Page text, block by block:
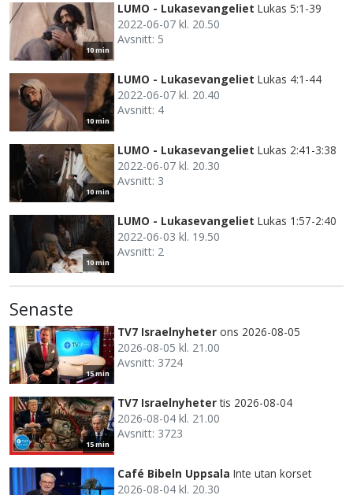
10 min
LUMO - Lukasevangeliet Lukas 5:1-39
2022-06-07 kl. 20.50
Avsnitt: 5
10 min
LUMO - Lukasevangeliet Lukas 4:1-44
2022-06-07 kl. 20.40
Avsnitt: 4
10 min
LUMO - Lukasevangeliet Lukas 2:41-3:38
2022-06-07 kl. 20.30
Avsnitt: 3
10 min
LUMO - Lukasevangeliet Lukas 1:57-2:40
2022-06-03 kl. 19.50
Avsnitt: 2
Senaste
15 min
TV7 Israelnyheter ons 2026-08-05
2026-08-05 kl. 21.00
Avsnitt: 3724
15 min
TV7 Israelnyheter tis 2026-08-04
2026-08-04 kl. 21.00
Avsnitt: 3723
Café Bibeln Uppsala Inte utan korset
2026-08-04 kl. 20.30